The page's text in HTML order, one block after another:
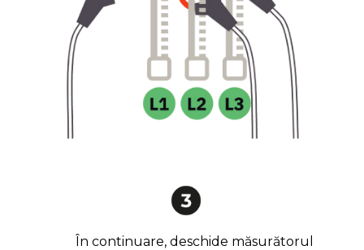
În continuare, deschide măsurătorul